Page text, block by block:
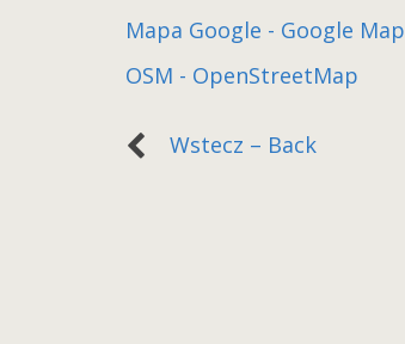
Mapa Google - Google Map
OSM - OpenStreetMap
Wstecz – Back